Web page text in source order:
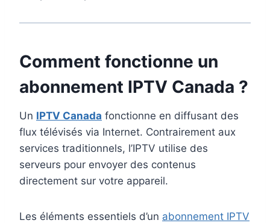
Comment fonctionne un
abonnement IPTV Canada ?
Un IPTV Canada fonctionne en diffusant des
flux télévisés via Internet. Contrairement aux
services traditionnels, l’IPTV utilise des
serveurs pour envoyer des contenus
directement sur votre appareil.
Les éléments essentiels d’un abonnement IPTV